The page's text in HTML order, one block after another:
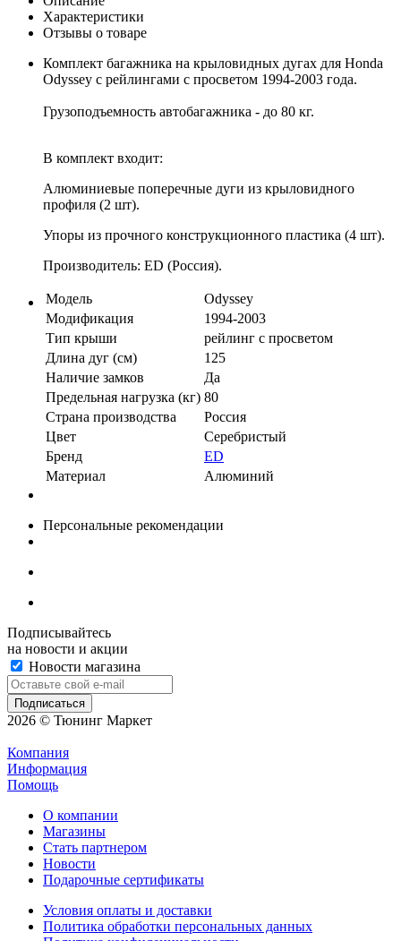
Характеристики
Отзывы о товаре
Комплект багажника на крыловидных дугах для Honda
Odyssey с рейлингами с просветом 1994-2003 года.
Грузоподъемность автобагажника - до 80 кг.
В комплект входит:
Алюминиевые поперечные дуги из крыловидного
профиля (2 шт).
Упоры из прочного конструкционного пластика (4 шт).
Производитель: ED (Россия).
Модель
Odyssey
Модификация
1994-2003
Тип крыши
рейлинг с просветом
Длина дуг (см)
125
Наличие замков
Да
Предельная нагрузка (кг) 80
Страна производства
Россия
Цвет
Серебристый
Бренд
ED
Материал
Алюминий
Персональные рекомендации
Подписывайтесь
на новости и акции
Новости магазина
2026 © Тюнинг Маркет
Компания
Информация
Помощь
О компании
Магазины
Стать партнером
Новости
Подарочные сертификаты
Условия оплаты и доставки
Политика обработки персональных данных